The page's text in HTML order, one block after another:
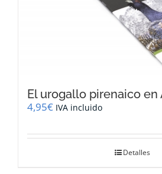
El urogallo pirenaico en
4,95€ IVA incluido
Detalles